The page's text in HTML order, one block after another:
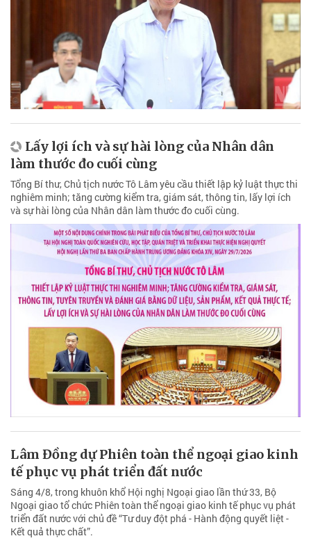
Lấy lợi ích và sự hài lòng của Nhân dân
làm thước đo cuối cùng
Tổng Bí thư, Chủ tịch nước Tô Lâm yêu cầu thiết lập kỷ luật thực thi
nghiêm minh; tăng cường kiểm tra, giám sát, thông tin, lấy lợi ích
và sự hài lòng của Nhân dân làm thước đo cuối cùng.
Lâm Đồng dự Phiên toàn thể ngoại giao kinh
tế phục vụ phát triển đất nước
Sáng 4/8, trong khuôn khổ Hội nghị Ngoại giao lần thứ 33, Bộ
Ngoại giao tổ chức Phiên toàn thể ngoại giao kinh tế phục vụ phát
triển đất nước với chủ đề “Tư duy đột phá - Hành động quyết liệt -
Kết quả thực chất”.